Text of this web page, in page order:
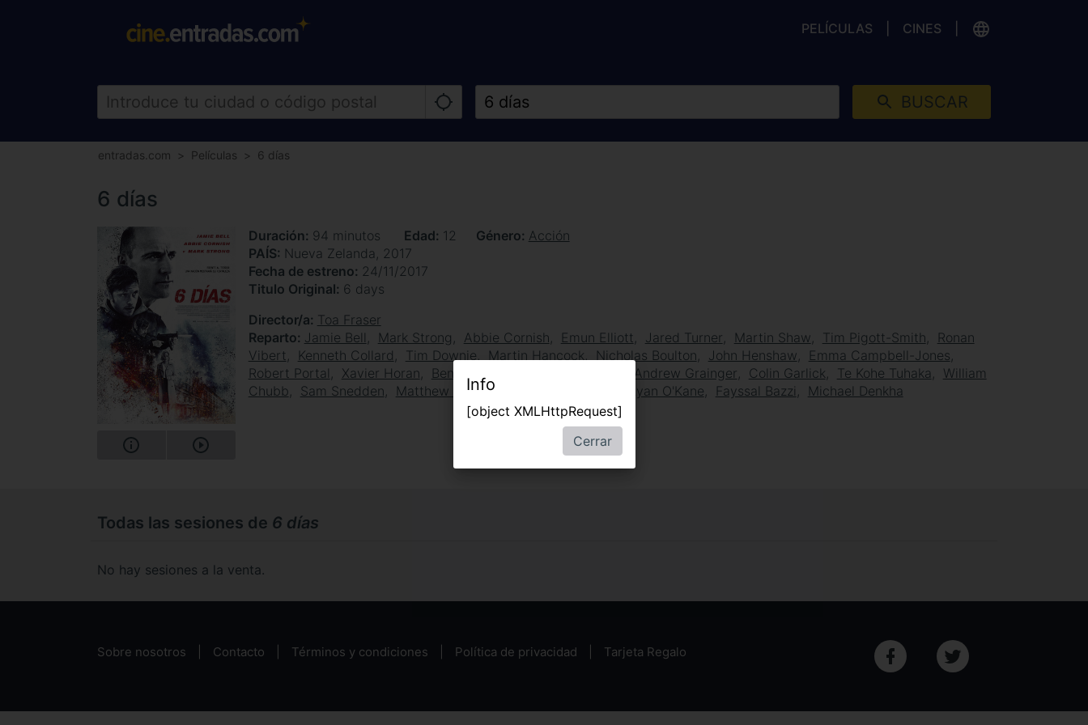
PELÍCULAS CINES
BUSCAR
entradas.com Películas 6 días
6 días
Duración 94 minutos Edad 12 Género Acción
PAÍS Nueva Zelanda, 2017
Fecha de estreno 24/11/2017
Titulo Original 6 days
Director/a Toa Fraser
Reparto Jamie Bell Mark Strong Abbie Cornish Emun Elliott Jared Turner Martin Shaw Tim Pigott-Smith
Ronan
Vibert
Kenneth Collard Tim Downie Martin Hancock Nicholas Boulton John Henshaw
Emma Campbell-Jones
Robert Portal
Xavier Horan Ben Turner Andrew Grainger Colin Garlick Te Kohe Tuhaka
William
Chubb
Sam Snedden Matthew Sunderland Ryan O'Kane Fayssal Bazzi Michael Denkha
Todas las sesiones de 6 días
No hay sesiones a la venta.
Sobre nosotros Contacto Términos y condiciones Política de privacidad Tarjeta Regalo
Info
[object XMLHttpRequest]
Cerrar